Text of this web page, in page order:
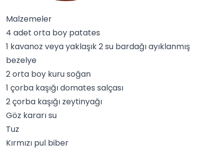
Malzemeler
4 adet orta boy patates
1 kavanoz veya yaklaşık 2 su bardağı ayıklanmış
bezelye
2 orta boy kuru soğan
1 çorba kaşığı domates salçası
2 çorba kaşığı zeytinyağı
Göz kararı su
Tuz
Kırmızı pul biber